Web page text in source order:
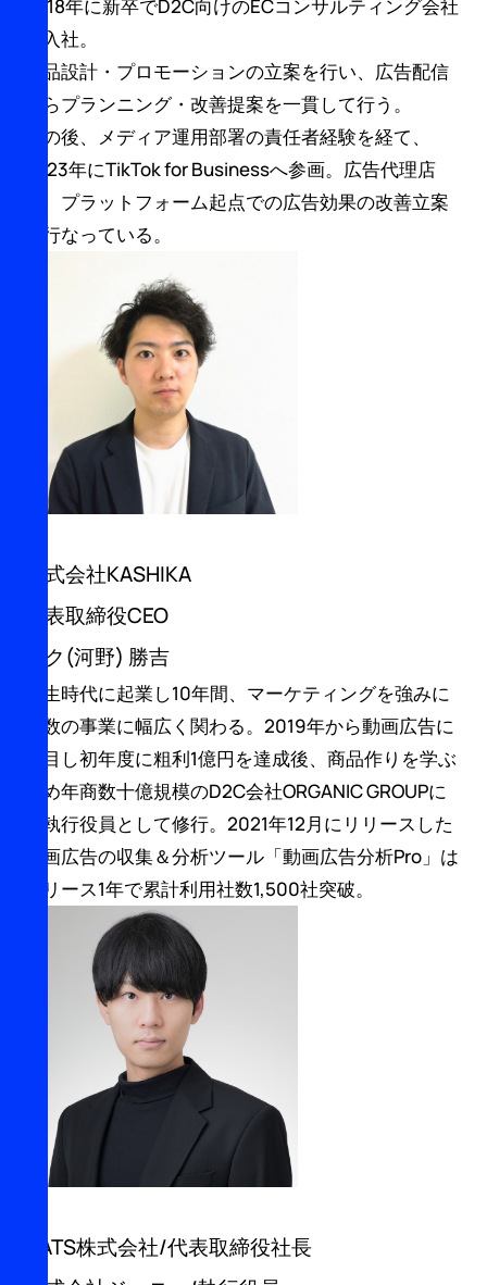
2018年に新卒でD2C向けのECコンサルティング会社
へ入社。
商品設計・プロモーションの立案を行い、広告配信
からプランニング・改善提案を一貫して行う。
その後、メディア運用部署の責任者経験を経て、
2023年にTikTok for Businessへ参画。広告代理店
へ、プラットフォーム起点での広告効果の改善立案
を行なっている。
株式会社KASHIKA
代表取締役CEO
パク(河野) 勝吉
学生時代に起業し10年間、マーケティングを強みに
複数の事業に幅広く関わる。2019年から動画広告に
注目し初年度に粗利1億円を達成後、商品作りを学ぶ
ため年商数十億規模のD2C会社ORGANIC GROUPに
て執行役員として修行。2021年12月にリリースした
動画広告の収集＆分析ツール「動画広告分析Pro」は
リリース1年で累計利用社数1,500社突破。
CATS株式会社/代表取締役社長